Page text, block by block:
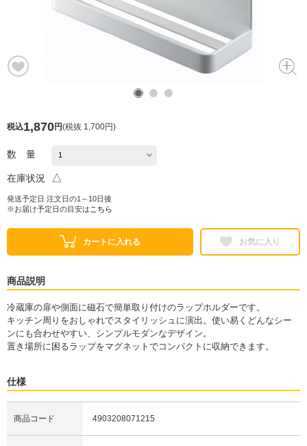
税込1,870円(税抜 1,700円)
数 量
在庫状況 △
発送予定日 注文日の1～10日後
※お届け予定日の目安は こちら
カートに入れる お気に入り
商品説明
冷蔵庫の扉や側面に磁石で簡単取り付けのラップホルダーです。
キッチン周りをおしゃれでスタイリッシュに演出。使い易くどんなシー
ンにも合わせやすい、シンプルモダンなデザイン。
置き場所に困るラップをマグネットでコンパクトに収納できます。
仕様
商品コード 4903208071215